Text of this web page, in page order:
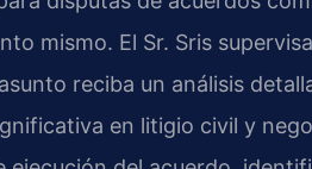
mismo. El Sr. Sris
reciba un análisis
en litigio civil y